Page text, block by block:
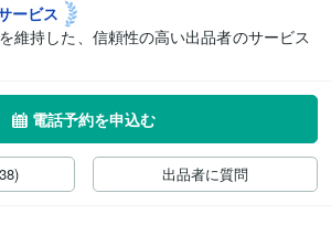
ービス
維持した、信頼性の高い出品者のサービス
電話予約を申込む
出品者に質問